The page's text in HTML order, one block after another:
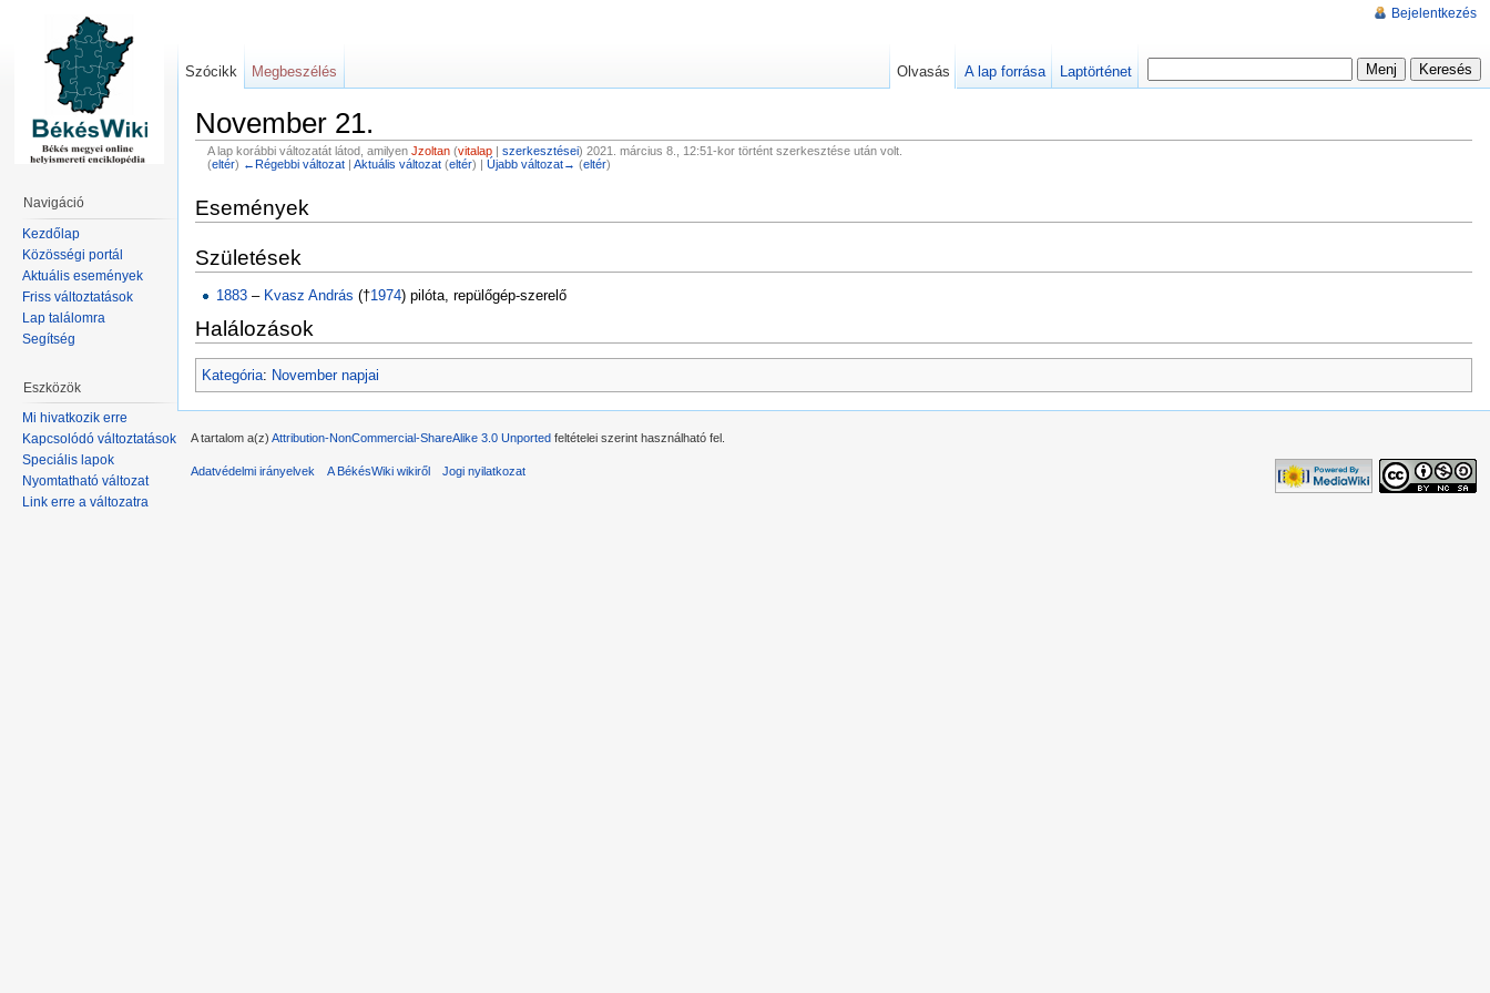
November 21.
A lap korábbi változatát látod, amilyen Jzoltan (vitalap| szerkesztései) 2021. március 8., 12:51-kor történt szerkesztése után volt.
(eltér) ←Régebbi változat| Aktuális változat(eltér) | Újabb változat→ (eltér)
Események
Születések
1883 – Kvasz András (†1974) pilóta, repülőgép-szerelő
Halálozások
Kategória: November napjai
Bejelentkezés
Szócikk Megbeszélés Olvasás A lap forrása Laptörténet
Navigáció
Kezdőlap
Közösségi portál
Aktuális események
Friss változtatások
Lap találomra
Segítség
Eszközök
Mi hivatkozik erre
Kapcsolódó változtatások
Speciális lapok
Nyomtatható változat
Link erre a változatra
A tartalom a(z) Attribution-NonCommercial-ShareAlike 3.0 Unported feltételei szerint használható fel.
Adatvédelmi irányelvek A BékésWiki wikiről Jogi nyilatkozat